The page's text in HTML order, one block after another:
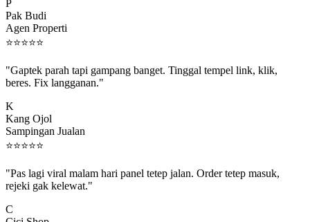
Pak Budi
Agen Properti
⭐⭐⭐⭐ ⭐
beres. Fix langganan."
Kang Ojol
Sampingan Jualan
⭐⭐⭐⭐⭐
rejeki gak kelewat."
Cici Shop